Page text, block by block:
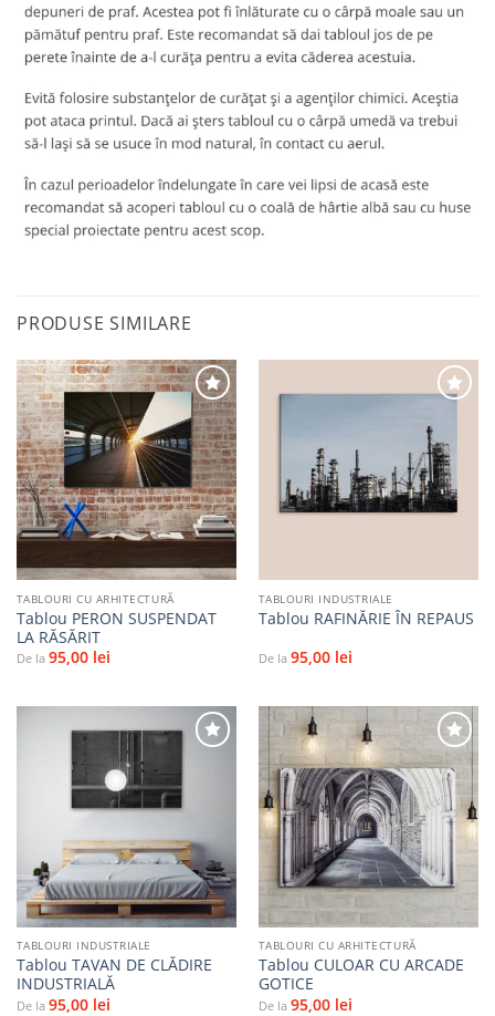
PRODUSE SIMILARE
Adaugă
la
favorite
TABLOURI CU ARHITECTURĂ
Tablou PERON SUSPENDAT
LA RĂSĂRIT
De la 95,00 lei
Adaugă
la
favorite
TABLOURI INDUSTRIALE
Tablou RAFINĂRIE ÎN REPAUS
De la 95,00 lei
Adaugă
TABLOURI INDUSTRIALE
Tablou TAVAN DE CLĂDIRE
INDUSTRIALĂ
De la 95,00 lei
Adaugă
la
favorite
TABLOURI CU ARHITECTURĂ
Tablou CULOAR CU ARCADE
GOTICE
De la 95,00 lei